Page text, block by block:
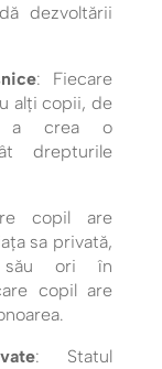
dezvoltării
: Fiecare
alți copii, de
a crea o
drepturile
copil are
sa privată,
său ori în
copil are
: Statul